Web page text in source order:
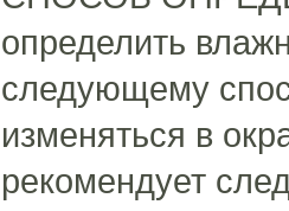
определить
следующему
изменяться в
рекомендует